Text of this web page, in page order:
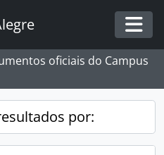
oficiais do Campus
por: